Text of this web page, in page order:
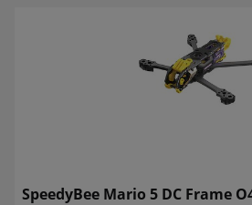
SpeedyBee Mario 5 DC Frame